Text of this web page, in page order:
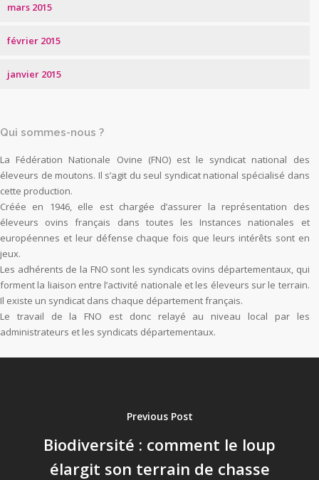
mars 2015
février 2015
janvier 2015
Qui sommes-nous ?
La Fédération Nationale Ovine (FNO) est le syndicat national des
éleveurs de moutons. Il s’agit du seul syndicat national spécialisé dans
cette production.
Créée en 1946, elle est chargée d’assurer la représentation des
éleveurs ovins français dans toutes les Instances nationales et
européennes et leur défense chaque fois que leurs intérêts sont en
jeux.
Les adhérents de la FNO sont les syndicats ovins départementaux, qui
forment la liaison entre l’activité nationale et les éleveurs sur le terrain.
Il existe un syndicat dans chaque département français.
Le travail de la FNO est donc relayé au niveau local par les
administrateurs et les syndicats départementaux.
Previous Post
Biodiversité : comment le loup
élargit son terrain de chasse